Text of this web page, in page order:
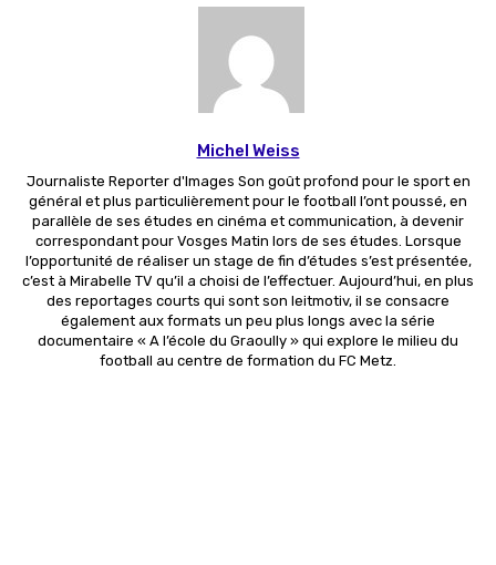
Michel Weiss
Journaliste Reporter d'Images Son goût profond pour le sport en
général et plus particulièrement pour le football l’ont poussé, en
parallèle de ses études en cinéma et communication, à devenir
correspondant pour Vosges Matin lors de ses études. Lorsque
l’opportunité de réaliser un stage de fin d’études s’est présentée,
c’est à Mirabelle TV qu’il a choisi de l’effectuer. Aujourd’hui, en plus
des reportages courts qui sont son leitmotiv, il se consacre
également aux formats un peu plus longs avec la série
documentaire « A l’école du Graoully » qui explore le milieu du
football au centre de formation du FC Metz.